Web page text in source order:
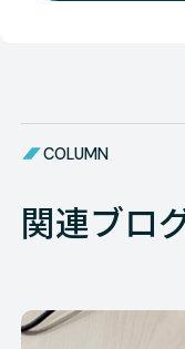
COLUMN
関連ブロ